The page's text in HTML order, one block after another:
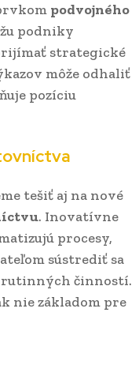
podvojného
podniky
strategické
môže odhaliť
pozíciu
tešiť aj na nové
. Inovatívne
procesy,
sústrediť sa
rutinných činností.
nie základom pre